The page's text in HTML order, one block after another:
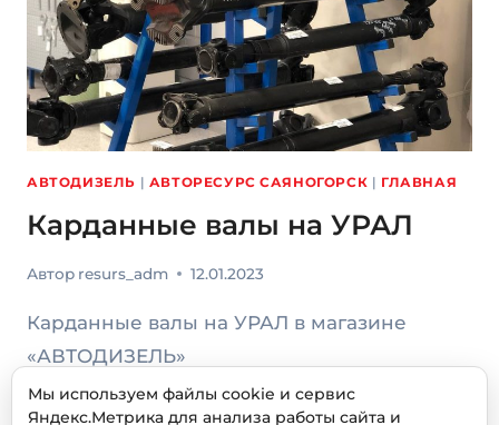
АВТОДИЗЕЛЬ | АВТОРЕСУРС САЯНОГОРСК | ГЛАВНАЯ
Карданные валы на УРАЛ
Автор resurs_adm 12.01.2023
Карданные валы на УРАЛ в магазине
«АВТОДИЗЕЛЬ»
ЧИТАТЬ ДАЛЕЕ КАРДАННЫЕ
Мы используем файлы cookie и сервис
Яндекс.Метрика для анализа работы сайта и